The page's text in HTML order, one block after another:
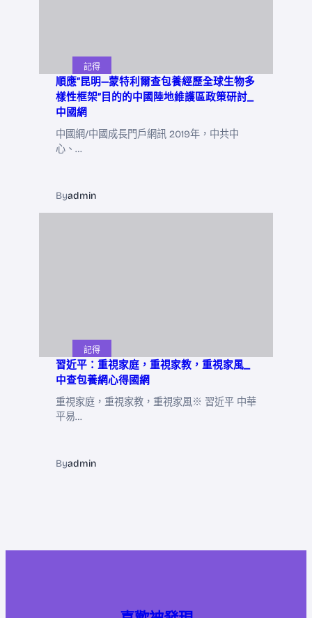
記得
順應“昆明—蒙特利爾查包養經歷全球生物多
樣性框架”目的的中國陸地維護區政策研討_
中國網
中國網/中國成長門戶網訊 2019年，中共中
心、…
Byadmin
記得
習近平：重視家庭，重視家教，重視家風_
中查包養網心得國網
重視家庭，重視家教，重視家風※ 習近平 中華
平易…
Byadmin